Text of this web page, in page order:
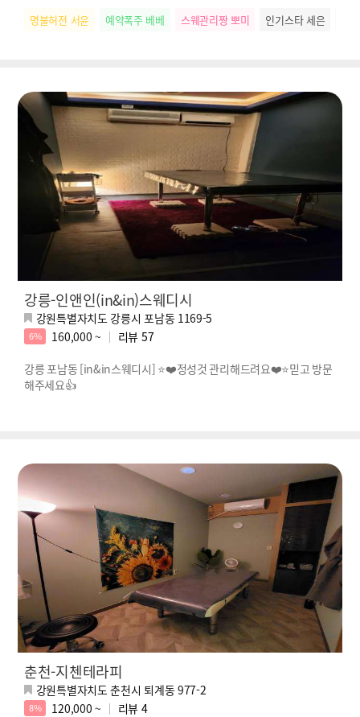
명불허전 서윤 예약폭주 베베 스웨관리짱 뽀미 인기스타 세은
강릉-인앤인(in&in)스웨디시
강원특별자치도 강릉시 포남동 1169-5
6% 160,000 ~ 리뷰 57
강릉 포남동 [in&in스웨디시] ⭐❤️정성것 관리해드려요❤️⭐믿고 방문
해주세요👍
춘천-지첸테라피
강원특별자치도 춘천시 퇴계동 977-2
8% 120,000 ~ 리뷰 4